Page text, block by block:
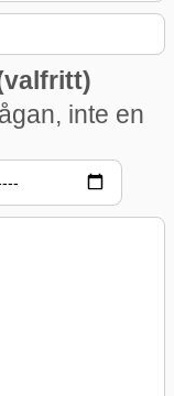
inte en